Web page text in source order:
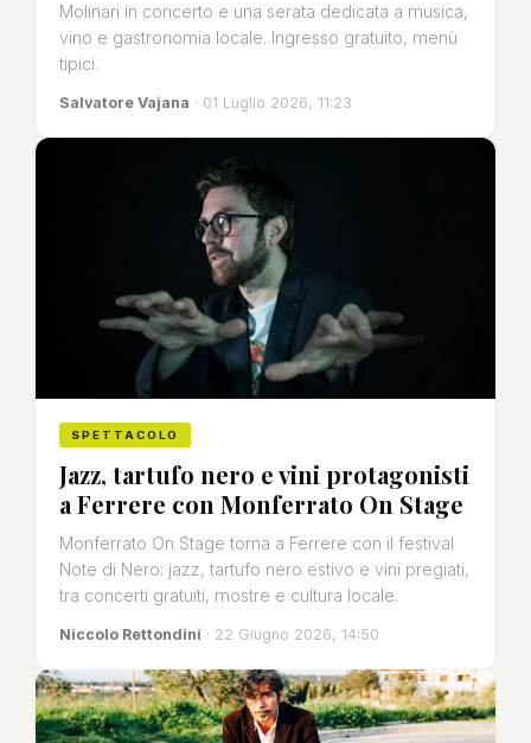
Molinari in concerto e una serata dedicata a musica,
vino e gastronomia locale. Ingresso gratuito, menù
tipici.
Salvatore Vajana · 01 Luglio 2026, 11:23
SPETTACOLO
Jazz, tartufo nero e vini protagonisti
a Ferrere con Monferrato On Stage
Monferrato On Stage torna a Ferrere con il festival
Note di Nero: jazz, tartufo nero estivo e vini pregiati,
tra concerti gratuiti, mostre e cultura locale.
Niccolo Rettondini · 22 Giugno 2026, 14:50